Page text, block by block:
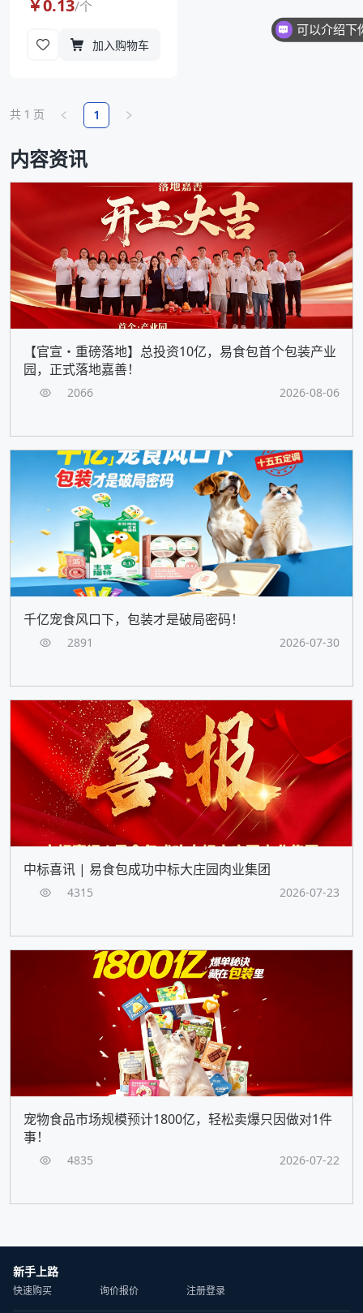
/个
加入购物车
共 1 页 1
内容资讯
【官宣・重磅落地】总投资10亿，易食包首个包装产业
园，正式落地嘉善！
2066 2026-08-06
千亿宠食风口下，包装才是破局密码！
2891 2026-07-30
中标喜讯 | 易食包成功中标大庄园肉业集团
4315 2026-07-23
宠物食品市场规模预计1800亿，轻松卖爆只因做对1件
事！
4835 2026-07-22
新手上路
快速购买 询价报价 注册登录